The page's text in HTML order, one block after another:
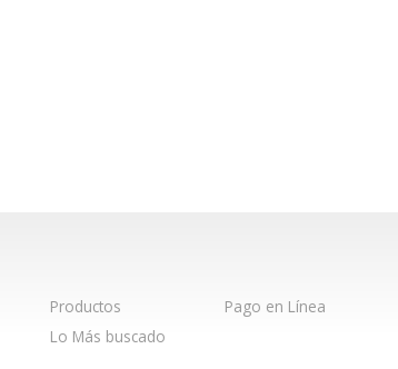
Productos
Lo Más buscado
Pago en Línea